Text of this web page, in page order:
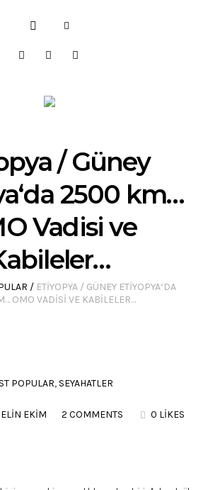
/ Güney
2500 km…
Vadisi ve
/ ETIYOPYA / GÜNEY ETIYOPYA‘DA
OMO VADISI VE KABILELER…
POPULAR, SEYAHATLER
EKIM 2 COMMENTS 0 LIKES